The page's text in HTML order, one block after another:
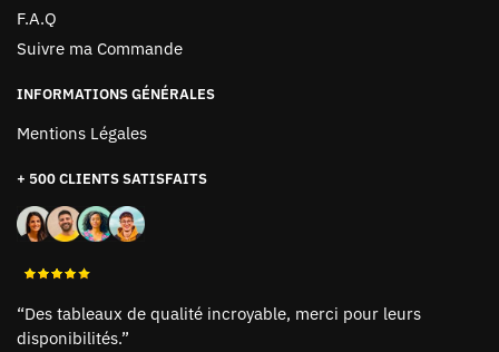
F.A.Q
Suivre ma Commande
INFORMATIONS GÉNÉRALES
Mentions Légales
+ 500 CLIENTS SATISFAITS
“Des tableaux de qualité incroyable, merci pour leurs
disponibilités.”